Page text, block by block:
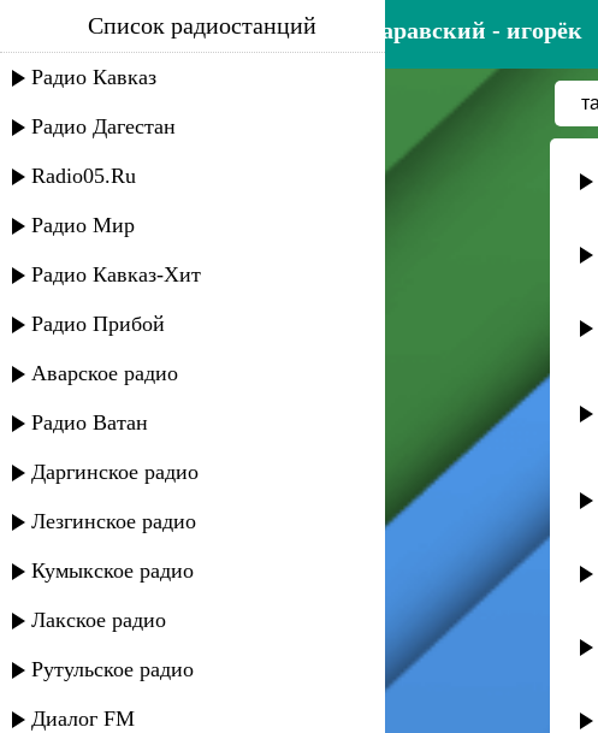
тамара кутидзе feat. игорь аравский - игорёк
Список радиостанций
Радио Кавказ
Радио Дагестан
Radio05.Ru
Радио Мир
Радио Кавказ-Хит
Радио Прибой
Аварское радио
Радио Ватан
Даргинское радио
Лезгинское радио
Кумыкское радио
Лакское радио
Рутульское радио
Диалог FM